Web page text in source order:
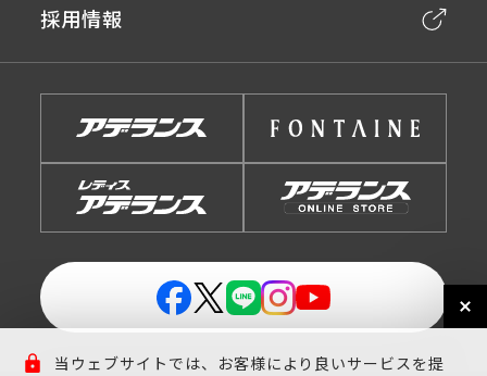
採用情報
当ウェブサイトでは、お客様により良いサービスを提